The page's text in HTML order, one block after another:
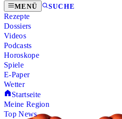
MENÜ SUCHE
Rezepte
Dossiers
Videos
Podcasts
Horoskope
Spiele
E-Paper
Wetter
Startseite
Meine Region
Top News